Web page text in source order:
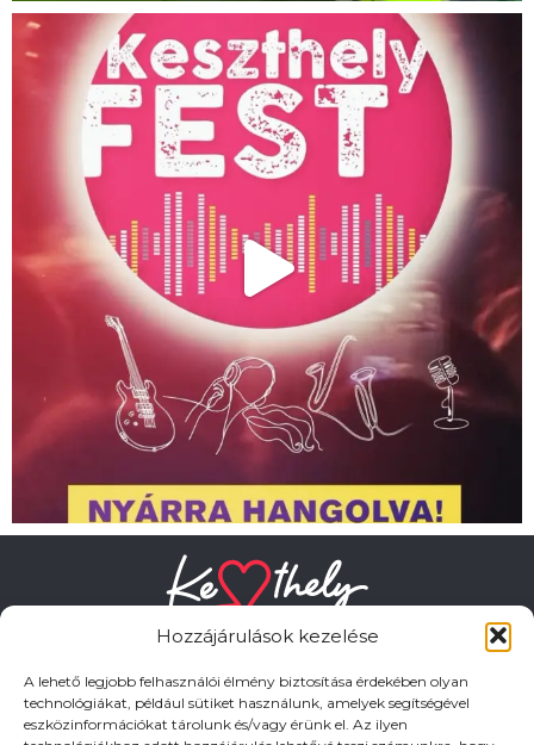
Hozzájárulások kezelése
A lehető legjobb felhasználói élmény biztosítása érdekében olyan
technológiákat, például sütiket használunk, amelyek segítségével
eszközinformációkat tárolunk és/vagy érünk el. Az ilyen
HASZNOS LINKEK